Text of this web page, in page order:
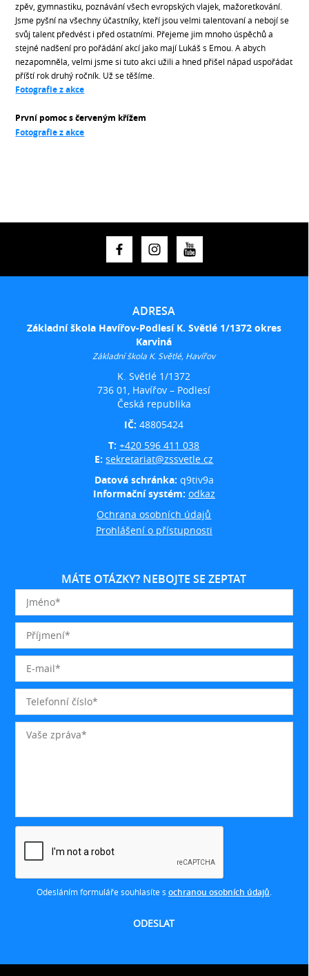
zpěv, gymnastiku, poznávání všech evropských vlajek, mažoretkování.
Jsme pyšní na všechny účastníky, kteří jsou velmi talentovaní a nebojí se
svůj talent předvést i před ostatními. Přejeme jim mnoho úspěchů a
stejné nadšení pro pořádání akcí jako mají Lukáš s Emou. A abych
nezapomněla, velmi jsme si tuto akci užili a hned přišel nápad uspořádat
příští rok druhý ročník. Už se těšíme.
Fotografie z akce
První pomoc s červeným křížem
Fotografie z akce
ADRESA
Základní škola Havířov-Podlesí K. Světlé 1/1372 okres
Karviná
Základní škola K. Světlé, Havířov
K. Světlé 1/1372
736 01, Havířov – Podlesí
Česká republika
IČ:48805424
T:+420 596 411 038
E:sekretariat@zssvetle.cz
Datová schránka: q9tiv9a
Informační systém: odkaz
Ochrana osobních údajů
Prohlášení o přístupnosti
MÁTE OTÁZKY? NEBOJTE SE ZEPTAT
Odesláním formuláře souhlasíte s ochranou osobních údajů